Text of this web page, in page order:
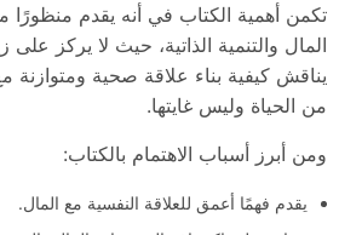
تكمن أهمية الكتاب في أنه يقدم
المال والتنمية الذاتية، حيث لا يركز على
يناقش كيفية بناء علاقة صحية ومتوازنة
من الحياة وليس غايتها.
ومن أبرز أسباب الاهتمام بالكتاب:
يقدم فهمًا أعمق للعلاقة النفسية مع المال.